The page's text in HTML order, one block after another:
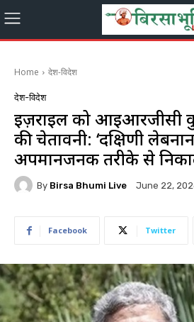
Home देश-विदेश
देश-विदेश
इज़राइल को आईआरजीसी
की चेतावनी: ‘दक्षिणी
अपमानजनक तरीके से
By Birsa Bhumi Live June 22,
Facebook Twitter